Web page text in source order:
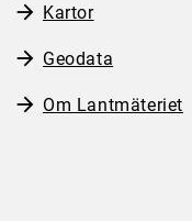
Kartor
Geodata
Om Lantmäteriet